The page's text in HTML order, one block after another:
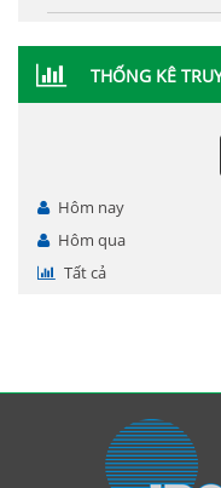
THỐNG KÊ
Hôm nay
Hôm qua
Tất cả